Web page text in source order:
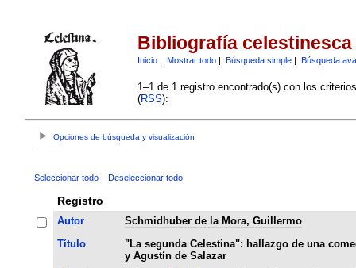
Bibliografía celestinesca
Inicio| Mostrar todo| Búsqueda simple| Búsqueda
1–1 de 1 registro encontrado(s) con los
(RSS):
Opciones de búsqueda y visualización
Seleccionar todo Deseleccionar todo
Registro
Autor
Schmidhuber de la Mora, Guillermo
Título
"La segunda Celestina": hallazgo de una
y Agustín de Salazar